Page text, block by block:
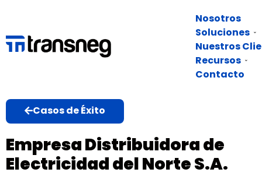
Nosotros
Soluciones
Nuestros
Recursos
Contacto
Casos de Éxito
Empresa Distribuidora de
Electricidad del Norte S.A.